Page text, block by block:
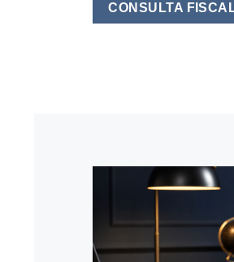
CONSULTA